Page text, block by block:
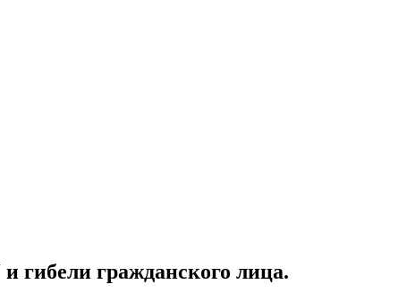
гибели гражданского лица.